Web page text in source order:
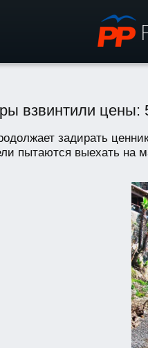
взвинтили
задирать
пытаются выехать